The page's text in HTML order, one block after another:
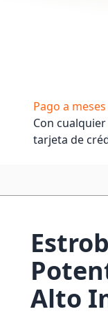
Pago a meses
Con cualquier
tarjeta de
Alto